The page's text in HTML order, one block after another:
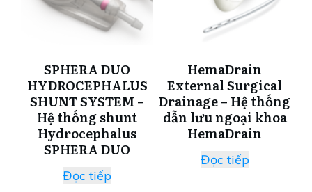
SPHERA DUO
HYDROCEPHALUS
SHUNT SYSTEM –
Hệ thống shunt
Hydrocephalus
SPHERA DUO
Đọc tiếp
HemaDrain
External Surgical
Drainage – Hệ thống
dẫn lưu ngoại khoa
HemaDrain
Đọc tiếp